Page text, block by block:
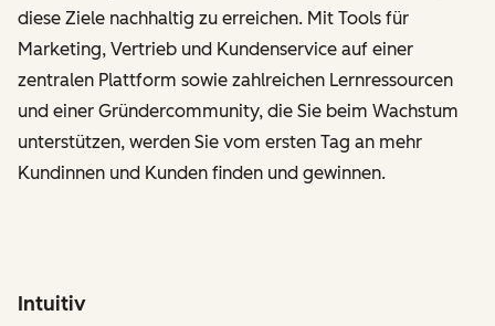
diese Ziele nachhaltig zu erreichen. Mit Tools für
Marketing, Vertrieb und Kundenservice auf einer
zentralen Plattform sowie zahlreichen Lernressourcen
und einer Gründercommunity, die Sie beim Wachstum
unterstützen, werden Sie vom ersten Tag an mehr
Kundinnen und Kunden finden und gewinnen.
Intuitiv